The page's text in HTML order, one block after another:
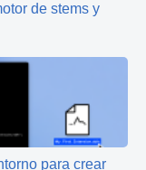
de stems y
para crear